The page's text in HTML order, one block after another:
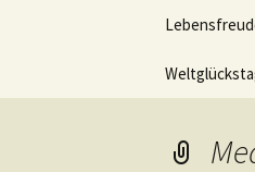
Lerne